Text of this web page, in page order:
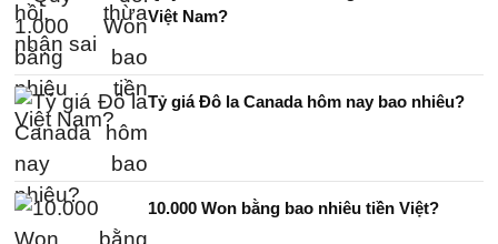
Việt Nam?
Tỷ giá Đô la Canada hôm nay bao nhiêu?
10.000 Won bằng bao nhiêu tiền Việt?